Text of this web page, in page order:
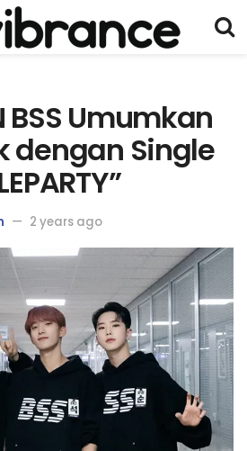
BSS Umumkan
dengan Single
2 years ago